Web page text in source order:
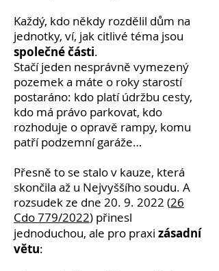
Každý, kdo někdy rozdělil dům na
jednotky, ví, jak citlivé téma jsou
společné části.
Stačí jeden nesprávně vymezený
pozemek a máte o roky starostí
postaráno: kdo platí údržbu cesty,
kdo má právo parkovat, kdo
rozhoduje o opravě rampy, komu
patří podzemní garáže…
Přesně to se stalo v kauze, která
skončila až u Nejvyššího soudu. A
rozsudek ze dne 20. 9. 2022 (26
Cdo 779/2022) přinesl
jednoduchou, ale pro praxi zásadní
větu: